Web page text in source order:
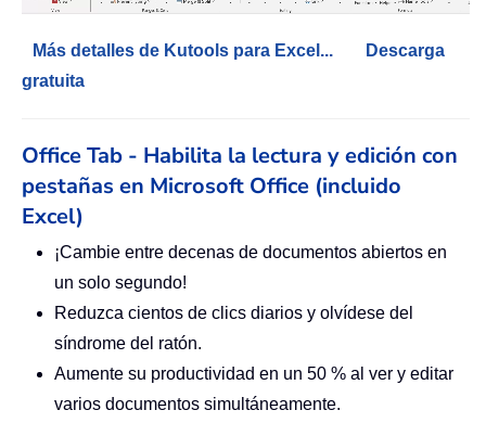
Más detalles de Kutools para Excel...
Descarga
gratuita
Office Tab - Habilita la lectura y edición con
pestañas en Microsoft Office (incluido
Excel)
¡Cambie entre decenas de documentos abiertos en
un solo segundo!
Reduzca cientos de clics diarios y olvídese del
síndrome del ratón.
Aumente su productividad en un 50 % al ver y editar
varios documentos simultáneamente.